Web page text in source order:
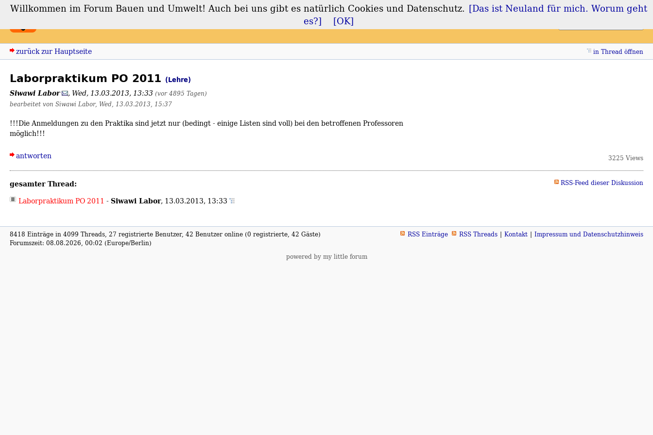
Forum Bauen und Umwelt Login Registrieren
zurück zur Hauptseite in Thread öffnen
Laborpraktikum PO 2011 (Lehre)
Siwawi Labor , Wed, 13.03.2013, 13:33 (vor 4895 Tagen)
bearbeitet von Siwawi Labor, Wed, 13.03.2013, 15:37
!!!Die Anmeldungen zu den Praktika sind jetzt nur (bedingt - einige Listen sind voll) bei den betroffenen Professoren
möglich!!!
antworten 3225 Views
gesamter Thread: RSS-Feed dieser Diskussion
Laborpraktikum PO 2011 - Siwawi Labor, 13.03.2013, 13:33
8418 Einträge in 4099 Threads, 27 registrierte Benutzer, 42 Benutzer online (0 registrierte, 42 Gäste)
Forumszeit: 08.08.2026, 00:02 (Europe/Berlin)
RSS Einträge RSS Threads Kontakt Impressum und Datenschutzhinweis
powered by my little forum
Willkommen im Forum Bauen und Umwelt! Auch bei uns gibt es natürlich Cookies und Datenschutz. [Das ist Neuland für mich. Worum geht
es?]
[OK]